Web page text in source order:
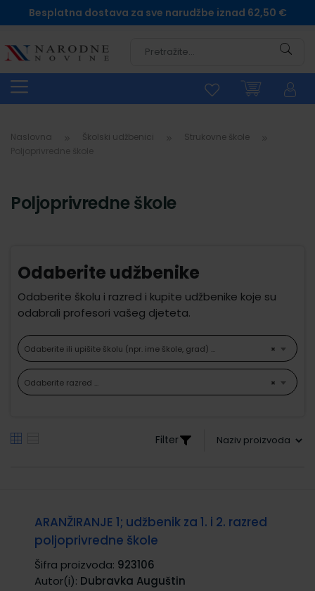
Besplatna dostava za sve narudžbe iznad 62,50 €
Naslovna Školski udžbenici
Strukovne škole
Poljoprivredne škole
Odaberite udžbenike
Odaberite školu i razred i kupite udžbenike koje su
odabrali profesori vašeg djeteta.
×
Odaberite ili upišite školu (npr. ime škole, grad) ...
×
Odaberite razred ...
Filter
ARANŽIRANJE 1; udžbenik za 1. i 2. razred
poljoprivredne škole
Šifra proizvoda: 923106
Autor(i): Dubravka Auguštin